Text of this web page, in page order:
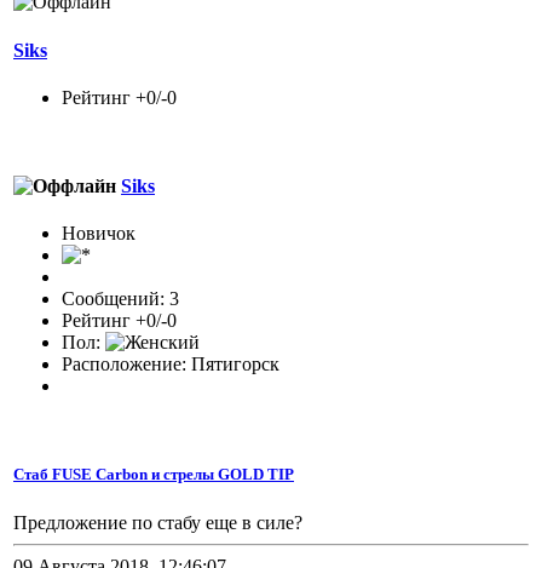
Siks
Рейтинг +0/-0
Siks
Новичок
Сообщений: 3
Рейтинг +0/-0
Пол:
Расположение: Пятигорск
Стаб FUSE Carbon и стрелы GOLD TIP
Предложение по стабу еще в силе?